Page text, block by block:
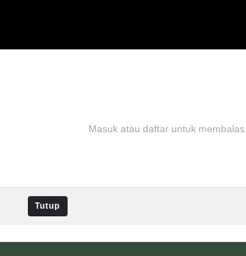
Masuk atau daftar untuk membalas.
Tutup